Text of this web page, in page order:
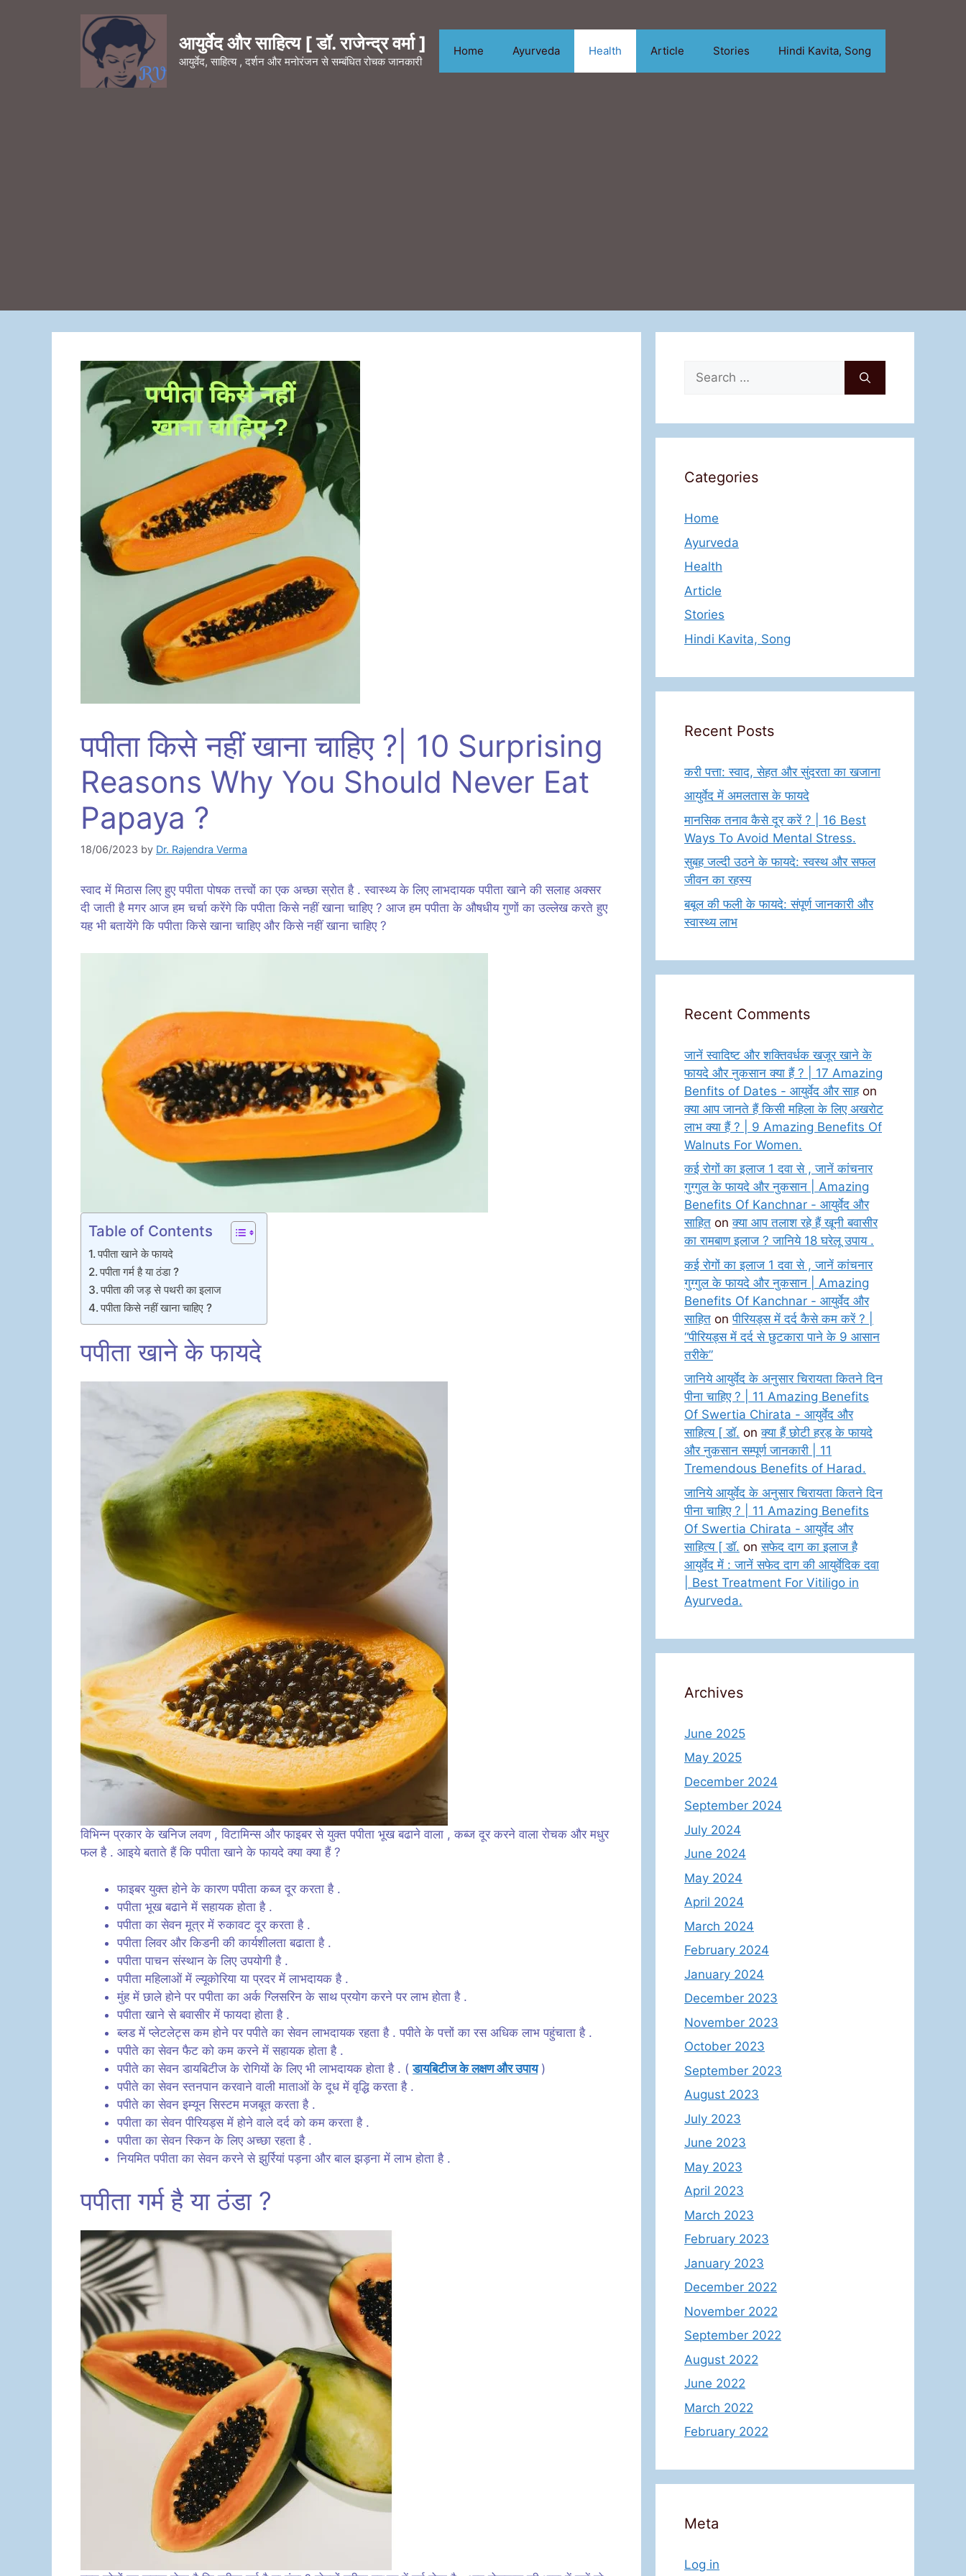
आयुर्वेद और साहित्य [ डॉ. राजेन्द्र वर्मा ]
आयुर्वेद, साहित्य , दर्शन और मनोरंजन से सम्बंधित रोचक जानकारी
Home Ayurveda Health Article Stories Hindi Kavita, Song
पपीता किसे नहीं खाना चाहिए ?| 10 Surprising
Reasons Why You Should Never Eat
Papaya ?
18/06/2023 by Dr. Rajendra Verma
स्वाद में मिठास लिए हुए पपीता पोषक तत्त्वों का एक अच्छा स्रोत है . स्वास्थ्य के लिए लाभदायक पपीता खाने की सलाह अक्सर
दी जाती है मगर आज हम चर्चा करेंगे कि पपीता किसे नहीं खाना चाहिए ? आज हम पपीता के औषधीय गुणों का उल्लेख करते हुए
यह भी बतायेंगे कि पपीता किसे खाना चाहिए और किसे नहीं खाना चाहिए ?
Table of Contents
पपीता खाने के फायदे
पपीता गर्म है या ठंडा ?
पपीता की जड़ से पथरी का इलाज
पपीता किसे नहीं खाना चाहिए ?
पपीता खाने के फायदे
विभिन्न प्रकार के खनिज लवण , विटामिन्स और फाइबर से युक्त पपीता भूख बढाने वाला , कब्ज दूर करने वाला रोचक और मधुर
फल है . आइये बताते हैं कि पपीता खाने के फायदे क्या क्या हैं ?
फाइबर युक्त होने के कारण पपीता कब्ज दूर करता है .
पपीता भूख बढाने में सहायक होता है .
पपीता का सेवन मूत्र में रुकावट दूर करता है .
पपीता लिवर और किडनी की कार्यशीलता बढाता है .
पपीता पाचन संस्थान के लिए उपयोगी है .
पपीता महिलाओं में ल्यूकोरिया या प्रदर में लाभदायक है .
मुंह में छाले होने पर पपीता का अर्क ग्लिसरिन के साथ प्रयोग करने पर लाभ होता है .
पपीता खाने से बवासीर में फायदा होता है .
ब्लड में प्लेटलेट्स कम होने पर पपीते का सेवन लाभदायक रहता है . पपीते के पत्तों का रस अधिक लाभ पहुंचाता है .
पपीते का सेवन फैट को कम करने में सहायक होता है .
पपीते का सेवन डायबिटीज के रोगियों के लिए भी लाभदायक होता है . (डायबिटीज के लक्षण और उपाय)
पपीते का सेवन स्तनपान करवाने वाली माताओं के दूध में वृद्धि करता है .
पपीते का सेवन इम्यून सिस्टम मजबूत करता है .
पपीता का सेवन पीरियड्स में होने वाले दर्द को कम करता है .
पपीता का सेवन स्किन के लिए अच्छा रहता है .
नियमित पपीता का सेवन करने से झुर्रियां पड़ना और बाल झड़ना में लाभ होता है .
पपीता गर्म है या ठंडा ?
Search
for:
Categories
Home
Ayurveda
Health
Article
Stories
Hindi Kavita, Song
Recent Posts
करी पत्ता: स्वाद, सेहत और सुंदरता का खजाना
आयुर्वेद में अमलतास के फायदे
मानसिक तनाव कैसे दूर करें ? | 16 Best
Ways To Avoid Mental Stress.
सुबह जल्दी उठने के फायदे: स्वस्थ और सफल
जीवन का रहस्य
बबूल की फली के फायदे: संपूर्ण जानकारी और
स्वास्थ्य लाभ
Recent Comments
जानें स्वादिष्ट और शक्तिवर्धक खजूर खाने के
फायदे और नुकसान क्या हैं ? | 17 Amazing
Benfits of Dates - आयुर्वेद और साहon
क्या आप जानते हैं किसी महिला के लिए अखरोट
लाभ क्या हैं ? | 9 Amazing Benefits Of
Walnuts For Women.
कई रोगों का इलाज 1 दवा से , जानें कांचनार
गुग्गुल के फायदे और नुकसान | Amazing
Benefits Of Kanchnar - आयुर्वेद और
साहित onक्या आप तलाश रहे हैं खूनी बवासीर
का रामबाण इलाज ? जानिये 18 घरेलू उपाय .
कई रोगों का इलाज 1 दवा से , जानें कांचनार
गुग्गुल के फायदे और नुकसान | Amazing
Benefits Of Kanchnar - आयुर्वेद और
साहित onपीरियड्स में दर्द कैसे कम करें ? |
“पीरियड्स में दर्द से छुटकारा पाने के 9 आसान
तरीके”
जानिये आयुर्वेद के अनुसार चिरायता कितने दिन
पीना चाहिए ? | 11 Amazing Benefits
Of Swertia Chirata - आयुर्वेद और
साहित्य [ डॉ. onक्या हैं छोटी हरड़ के फायदे
और नुकसान सम्पूर्ण जानकारी | 11
Tremendous Benefits of Harad.
जानिये आयुर्वेद के अनुसार चिरायता कितने दिन
पीना चाहिए ? | 11 Amazing Benefits
Of Swertia Chirata - आयुर्वेद और
साहित्य [ डॉ. onसफेद दाग का इलाज है
आयुर्वेद में : जानें सफेद दाग की आयुर्वेदिक दवा
| Best Treatment For Vitiligo in
Ayurveda.
Archives
June 2025
May 2025
December 2024
September 2024
July 2024
June 2024
May 2024
April 2024
March 2024
February 2024
January 2024
December 2023
November 2023
October 2023
September 2023
August 2023
July 2023
June 2023
May 2023
April 2023
March 2023
February 2023
January 2023
December 2022
November 2022
September 2022
August 2022
June 2022
March 2022
February 2022
Meta
Log in